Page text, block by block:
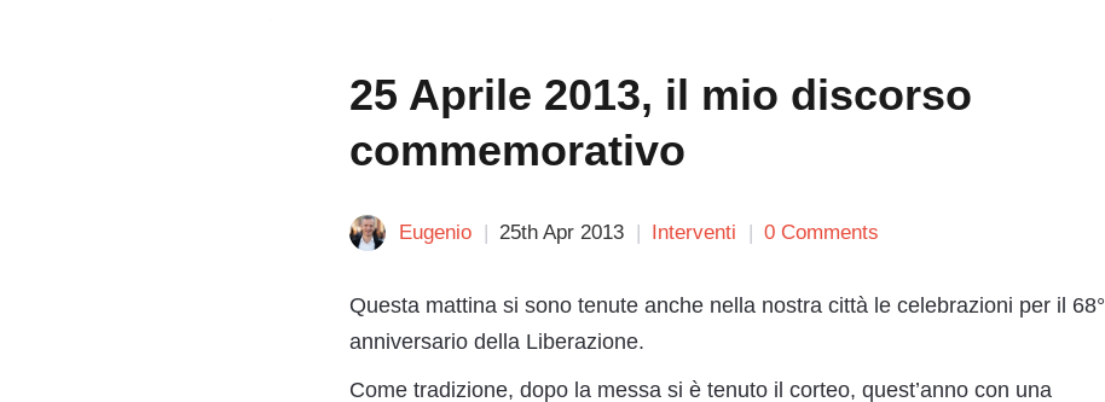
25 Aprile 2013, il mio discorso
commemorativo
Eugenio 25th Apr 2013 Interventi 0 Comments
Questa mattina si sono tenute anche nella nostra città le celebrazioni per il 68°
anniversario della Liberazione.
Come tradizione, dopo la messa si è tenuto il corteo, quest’anno con una